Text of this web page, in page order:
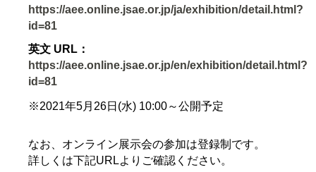
https://aee.online.jsae.or.jp/ja/exhibition/detail.html?
id=81
英文 URL：
https://aee.online.jsae.or.jp/en/exhibition/detail.html?
id=81
※2021年5月26日(水) 10:00～公開予定
なお、オンライン展示会の参加は登録制です。
詳しくは下記URLよりご確認ください。